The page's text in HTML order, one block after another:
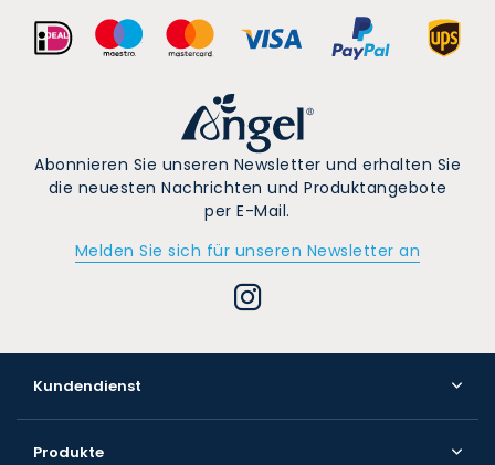
Abonnieren Sie unseren Newsletter und erhalten Sie
die neuesten Nachrichten und Produktangebote
per E-Mail.
Melden Sie sich für unseren Newsletter an
Kundendienst
Produkte